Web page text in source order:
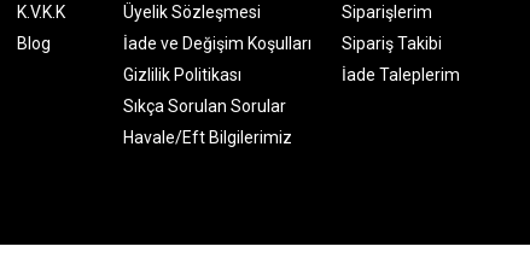
K.V.K.K
Blog
Üyelik Sözleşmesi
İade ve Değişim Koşulları
Gizlilik Politikası
Sıkça Sorulan Sorular
Havale/Eft Bilgilerimiz
Siparişlerim
Sipariş Takibi
İade Taleplerim